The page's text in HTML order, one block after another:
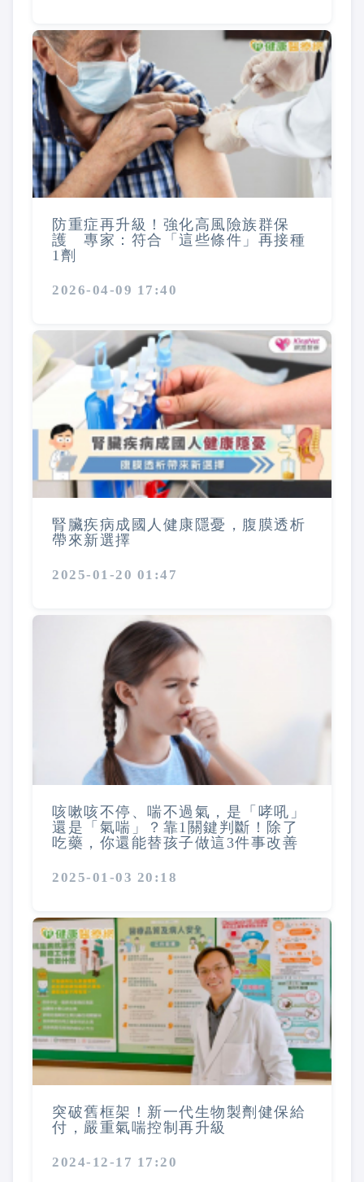
防重症再升級！強化高風險族群保
護 專家：符合「這些條件」再接種
1劑
2026-04-09 17:40
腎臟疾病成國人健康隱憂，腹膜透析
帶來新選擇
2025-01-20 01:47
咳嗽咳不停、喘不過氣，是「哮吼」
還是「氣喘」？靠1關鍵判斷！除了
吃藥，你還能替孩子做這3件事改善
2025-01-03 20:18
突破舊框架！新一代生物製劑健保給
付，嚴重氣喘控制再升級
2024-12-17 17:20